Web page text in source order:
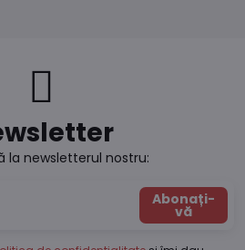
la newsletterul nostru:
Abonați-
vă